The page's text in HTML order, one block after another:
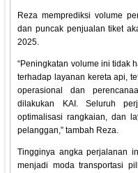
Reza memprediksi volume
dan puncak penjualan tiket
2025.
“Peningkatan volume ini tidak
terhadap layanan kereta api,
operasional dan
dilakukan KAI. Seluruh
optimalisasi rangkaian, dan
pelanggan,” tambah Reza.
Tingginya angka perjalanan
menjadi moda transportasi